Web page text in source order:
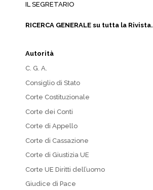
IL SEGRETARIO
RICERCA GENERALE su tutta la Rivista.
Autorità
C. G. A.
Consiglio di Stato
Corte Costituzionale
Corte dei Conti
Corte di Appello
Corte di Cassazione
Corte di Giustizia UE
Corte UE Diritti dell’uomo
Giudice di Pace